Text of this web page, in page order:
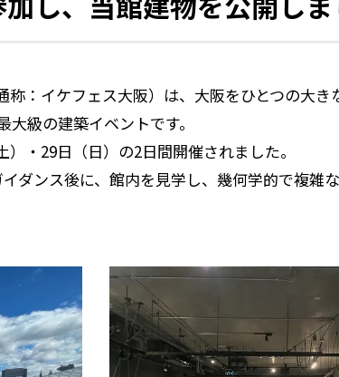
称：イケフェス大阪）は、大阪をひとつの大
級の建築イベントです。
・29日（日）の2日間開催されました。
ダンス後に、館内を見学し、幾何学的で複雑